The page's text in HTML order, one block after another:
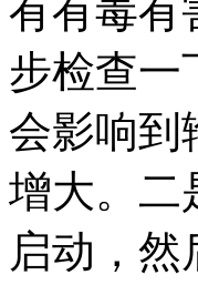
有有毒有
步检查一
会影响到
增大。二
启动，